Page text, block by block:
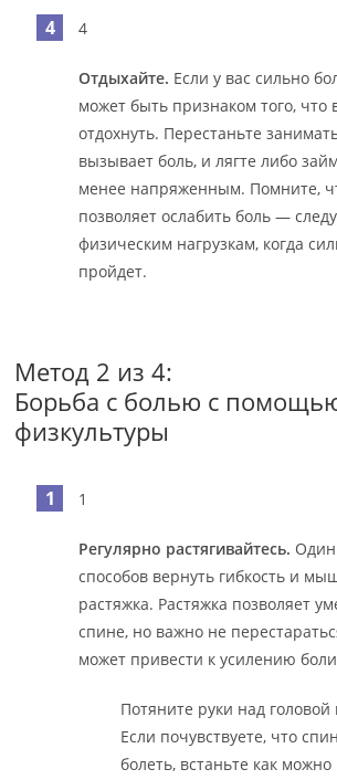
4
Отдыхайте. Если у вас сильно
может быть признаком того, что
отдохнуть. Перестаньте
вызывает боль, и лягте либо
менее напряженным. Помните,
позволяет ослабить боль —
физическим нагрузкам, когда
пройдет.
Метод 2 из 4:
Борьба с болью с
физкультуры
1
Регулярно растягивайтесь.
способов вернуть гибкость и
растяжка. Растяжка позволяет
спине, но важно не
может привести к усилению
Потяните руки над
Если почувствуете, что
болеть, встаньте как